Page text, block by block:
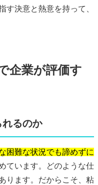
す決意と熱意を持って、
企業が評価す
るのか
困難な状況でも諦めずに
ています。どのような仕
ります。だからこそ、粘